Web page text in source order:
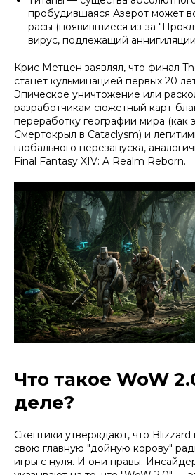
пробудившаяся Азерот может
расы (появившиеся из-за
вирус, подлежащий
Крис Метцен заявлял, что финал
станет кульминацией первых 20
Эпическое уничтожение или
разработчикам сюжетный карт-
переработку географии мира (как
Смертокрыл в Cataclysm) и
глобального перезапуска,
Final Fantasy XIV: A Realm Reborn.
Что такое WoW
деле?
Скептики утверждают, что Blizzard
свою главную "дойную корову"
игры с нуля. И они правы.